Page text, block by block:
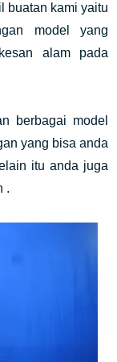
buatan kami yaitu
model yang
alam pada
berbagai model
yang bisa anda
itu anda juga
.